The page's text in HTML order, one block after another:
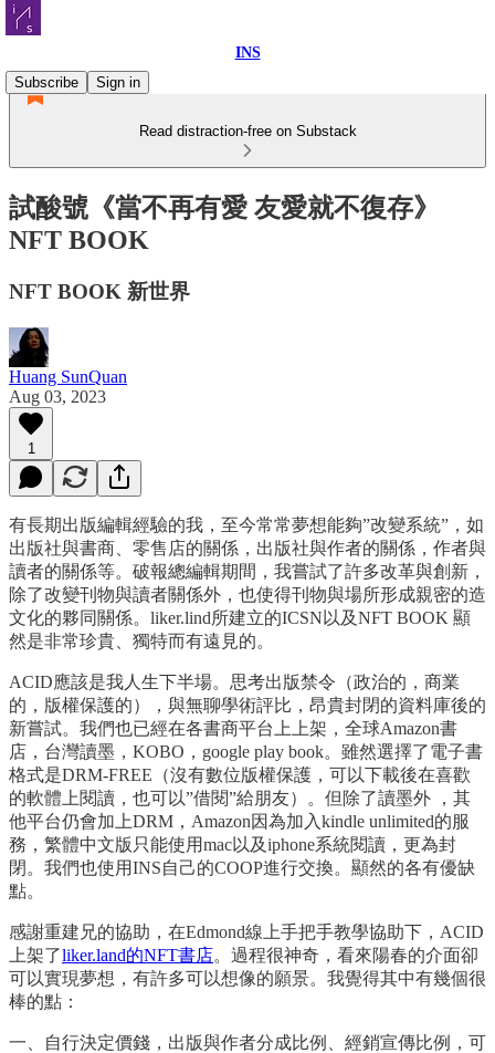
INS
Subscribe
Sign in
Read distraction-free on Substack
試酸號《當不再有愛 友愛就不復存》
NFT BOOK
NFT BOOK 新世界
Huang SunQuan
Aug 03, 2023
1
有長期出版編輯經驗的我，至今常常夢想能夠”改變系統”，如
出版社與書商、零售店的關係，出版社與作者的關係，作者與
讀者的關係等。破報總編輯期間，我嘗試了許多改革與創新，
除了改變刊物與讀者關係外，也使得刊物與場所形成親密的造
文化的夥同關係。liker.lind所建立的ICSN以及NFT BOOK 顯
然是非常珍貴、獨特而有遠見的。
ACID應該是我人生下半場。思考出版禁令（政治的，商業
的，版權保護的），與無聊學術評比，昂貴封閉的資料庫後的
新嘗試。我們也已經在各書商平台上上架，全球Amazon書
店，台灣讀墨，KOBO，google play book。雖然選擇了電子書
格式是DRM-FREE（沒有數位版權保護，可以下載後在喜歡
的軟體上閱讀，也可以”借閱”給朋友）。但除了讀墨外 ，其
他平台仍會加上DRM，Amazon因為加入kindle unlimited的服
務，繁體中文版只能使用mac以及iphone系統閱讀，更為封
閉。我們也使用INS自己的COOP進行交換。顯然的各有優缺
點。
感謝重建兄的協助，在Edmond線上手把手教學協助下，ACID
上架了liker.land的NFT書店。過程很神奇，看來陽春的介面卻
可以實現夢想，有許多可以想像的願景。我覺得其中有幾個很
棒的點：
一、自行決定價錢，出版與作者分成比例、經銷宣傳比例，可